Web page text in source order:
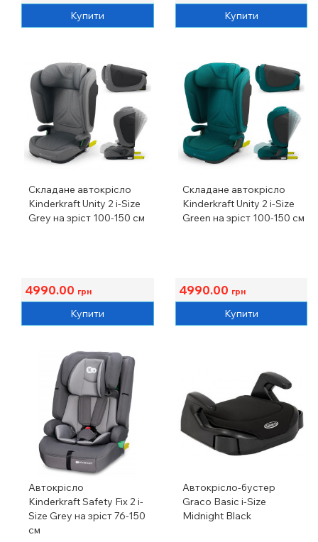
Купити Купити
Складане автокрісло
Kinderkraft Unity 2 i-Size
Grey на зріст 100-150 см
4990.00 грн
Купити
Складане автокрісло
Kinderkraft Unity 2 i-Size
Green на зріст 100-150 см
4990.00 грн
Купити
Автокрісло
Kinderkraft Safety Fix 2 i-
Size Grey на зріст 76-150
см
Автокрісло-бустер
Graco Basic i-Size
Midnight Black